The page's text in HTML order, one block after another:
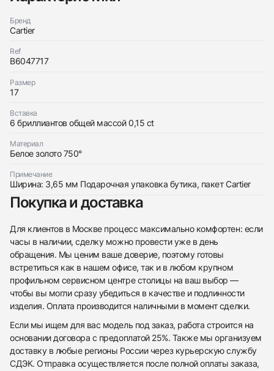
Бренд
Cartier
Ref
B6047717
Размер
17
Вставка
6 бриллиантов общей массой 0,15 ct
Материал
Белое золото 750°
Примечание
Ширина: 3,65 мм Подарочная упаковка бутика, пакет Cartier
Покупка и доставка
Для клиентов в Москве процесс максимально комфортен: если
часы в наличии, сделку можно провести уже в день
обращения. Мы ценим ваше доверие, поэтому готовы
встретиться как в нашем офисе, так и в любом крупном
профильном сервисном центре столицы на ваш выбор —
чтобы вы могли сразу убедиться в качестве и подлинности
изделия. Оплата производится наличными в момент сделки.
Если мы ищем для вас модель под заказ, работа строится на
основании договора с предоплатой 25%. Также мы организуем
доставку в любые регионы России через курьерскую службу
СДЭК. Отправка осуществляется после полной оплаты заказа,
Заказать эти часы
Оставьте ваши контактные данные и мы свяжемся
с вами
Cartier
$11,050
Отправить заявку
Оставьте ваши контактные данные и мы свяжемся
с вами
Новые
$11,050
Приложите фото ваших часов…
Отправить заявку